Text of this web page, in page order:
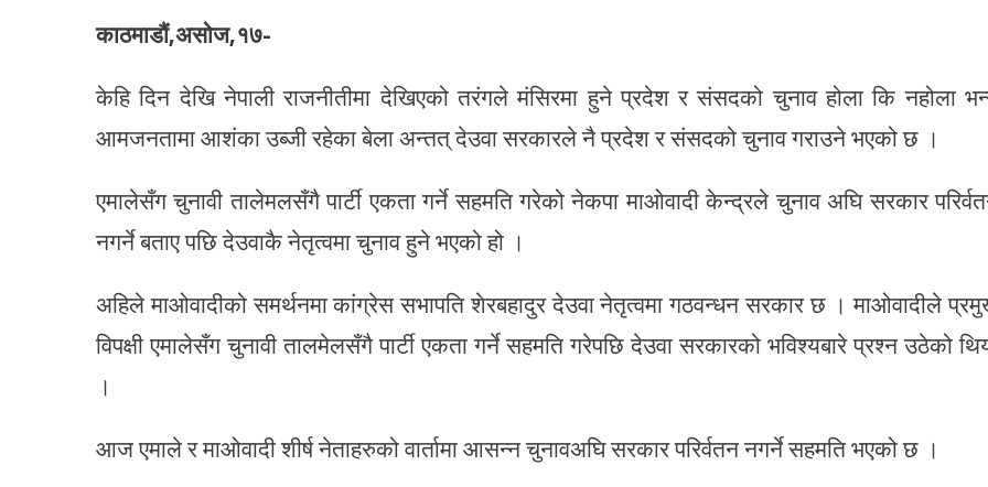
काठमाडौं,असोज,१७-
केहि दिन देखि नेपाली राजनीतीमा देखिएको तरंगले मंसिरमा हुने प्रदेश र संसदको चुनाव होला कि नहोला
आमजनतामा आशंका उब्जी रहेका बेला अन्तत् देउवा सरकारले नै प्रदेश र संसदको चुनाव गराउने भएको छ ।
एमालेसँग चुनावी तालेमलसँगै पार्टी एकता गर्ने सहमति गरेको नेकपा माओवादी केन्द्रले चुनाव अघि सरकार
नगर्ने बताए पछि देउवाकै नेतृत्वमा चुनाव हुने भएको हो ।
अहिले माओवादीको समर्थनमा कांग्रेस सभापति शेरबहादुर देउवा नेतृत्वमा गठवन्धन सरकार छ । माओवादीले
विपक्षी एमालेसँग चुनावी तालमेलसँगै पार्टी एकता गर्ने सहमति गरेपछि देउवा सरकारको भविश्यबारे प्रश्न उठेको
।
आज एमाले र माओवादी शीर्ष नेताहरुको वार्तामा आसन्न चुनावअघि सरकार परिर्वतन नगर्ने सहमति भएको छ ।